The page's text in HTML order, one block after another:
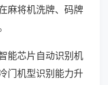
麻将机洗牌、码牌
能芯片自动识别机
门机型识别能力升